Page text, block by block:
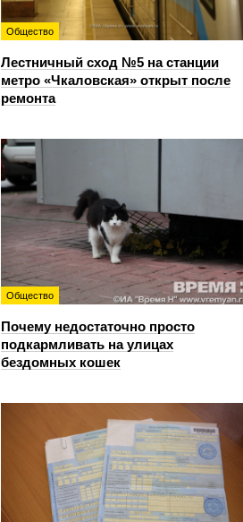
Общество
Лестничный сход №5 на станции
метро «Чкаловская» открыт после
ремонта
Общество
Почему недостаточно просто
подкармливать на улицах
бездомных кошек